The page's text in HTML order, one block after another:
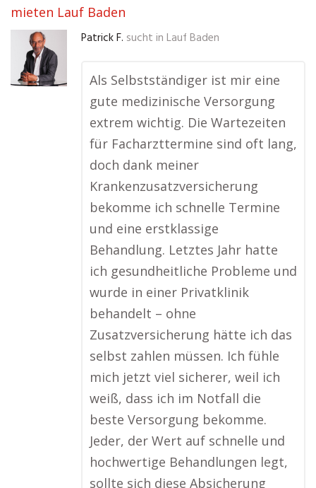
mieten Lauf Baden
Patrick F. sucht in Lauf Baden
Als Selbstständiger ist mir eine
gute medizinische Versorgung
extrem wichtig. Die Wartezeiten
für Facharzttermine sind oft lang,
doch dank meiner
Krankenzusatzversicherung
bekomme ich schnelle Termine
und eine erstklassige
Behandlung. Letztes Jahr hatte
ich gesundheitliche Probleme und
wurde in einer Privatklinik
behandelt – ohne
Zusatzversicherung hätte ich das
selbst zahlen müssen. Ich fühle
mich jetzt viel sicherer, weil ich
weiß, dass ich im Notfall die
beste Versorgung bekomme.
Jeder, der Wert auf schnelle und
hochwertige Behandlungen legt,
sollte sich diese Absicherung